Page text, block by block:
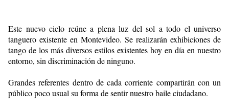
Este nuevo ciclo reúne a plena luz del sol a todo el universo
tanguero existente en Montevideo. Se realizarán exhibiciones de
tango de los más diversos estilos existentes hoy en día en nuestro
entorno, sin discriminación de ninguno.
Grandes referentes dentro de cada corriente compartirán con un
público poco usual su forma de sentir nuestro baile ciudadano.